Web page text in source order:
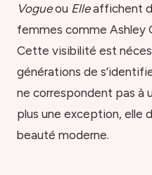
Vogueou Elleaffichent
femmes comme Ashley
Cette visibilité est
générations de
ne correspondent pas à
plus une exception, elle
beauté moderne.